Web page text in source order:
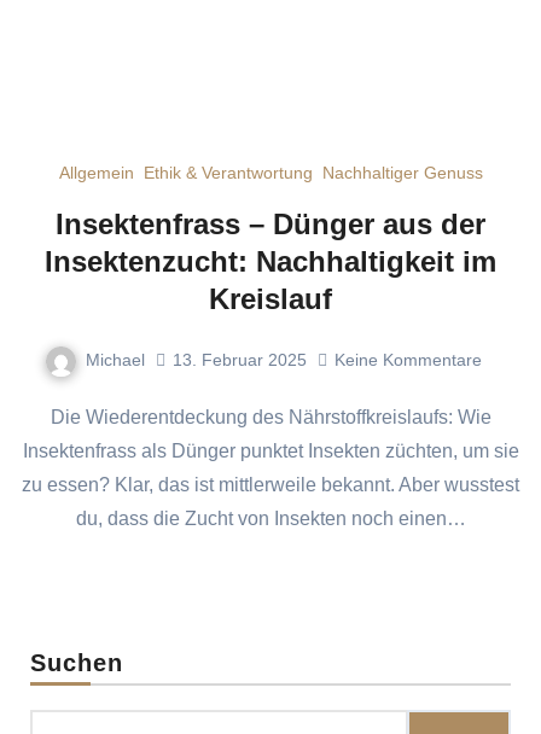
Allgemein Ethik & Verantwortung Nachhaltiger Genuss
Insektenfrass – Dünger aus der
Insektenzucht: Nachhaltigkeit im
Kreislauf
Michael 13. Februar 2025 Keine Kommentare
Die Wiederentdeckung des Nährstoffkreislaufs: Wie
Insektenfrass als Dünger punktet Insekten züchten, um sie
zu essen? Klar, das ist mittlerweile bekannt. Aber wusstest
du, dass die Zucht von Insekten noch einen…
Suchen